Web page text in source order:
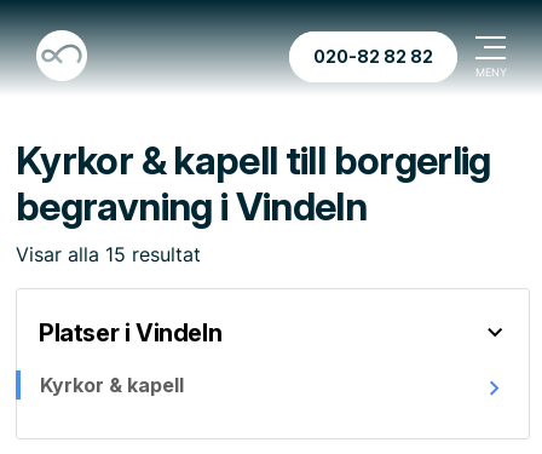
020-82 82 82
Kyrkor & kapell till borgerlig
begravning i Vindeln
Visar alla 15 resultat
Platser i Vindeln
Kyrkor & kapell